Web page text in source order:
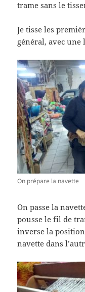
trame sans le
Je tisse les
général, avec
On prépare la navette
On passe la
pousse le fil de
inverse la
navette dans